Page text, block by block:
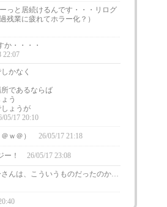
っと居続けるんです・・・リログ
残業に疲れてホラー化？）
・・・・
22:07
かなく
であるならば
う
ょうが
05/17 20:10
ｗ＠） 26/05/17 21:18
ー！ 26/05/17 23:08
んは、こういうものだったのか…